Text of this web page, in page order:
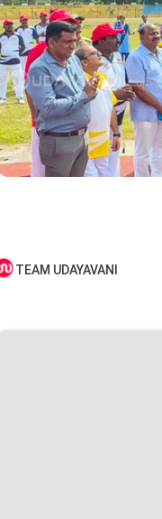
TEAM UDAYAVANI